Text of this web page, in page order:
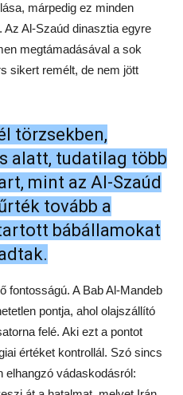
márpedig ez minden
Az Al-Szaúd dinasztia egyre
megtámadásával a sok
sikert remélt, de nem jött
törzsekben,
alatt, tudatilag több
mint az Al-Szaúd
tovább a
bábállamokat
fontosságú. A Bab Al-Mandeb
pontja, ahol olajszállító
felé. Aki ezt a pontot
értéket kontrollál. Szó sincs
elhangzó vádaskodásról: